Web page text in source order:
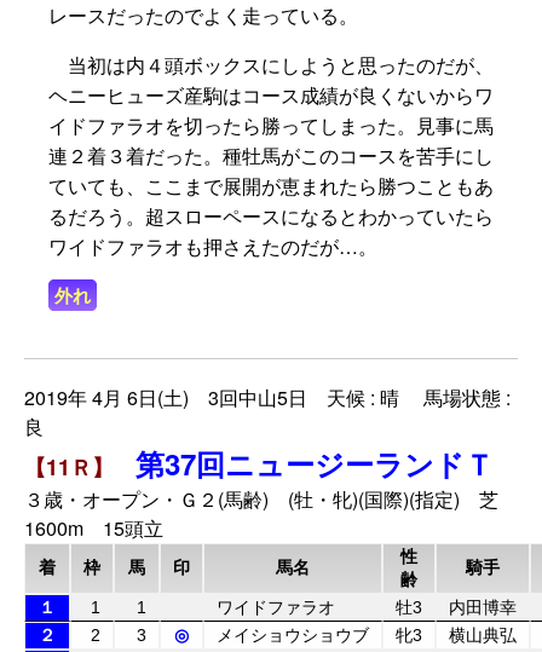
レースだったのでよく走っている。
当初は内４頭ボックスにしようと思ったのだが、
ヘニーヒューズ産駒はコース成績が良くないからワ
イドファラオを切ったら勝ってしまった。見事に馬
連２着３着だった。種牡馬がこのコースを苦手にし
ていても、ここまで展開が恵まれたら勝つこともあ
るだろう。超スローペースになるとわかっていたら
ワイドファラオも押さえたのだが…。
外れ
2019年 4月 6日(土) 3回中山5日 天候 : 晴 馬場状態 :
良
【11Ｒ】 第37回ニュージーランドＴ
３歳・オープン・Ｇ２(馬齢) (牡・牝)(国際)(指定) 芝
1600m 15頭立
着 枠 馬 印 馬名
性
齢
騎手
１ 1 1 ワイドファラオ 牡3
内田博幸
２
2 3 ◎ メイショウショウブ 牝3
横山典弘